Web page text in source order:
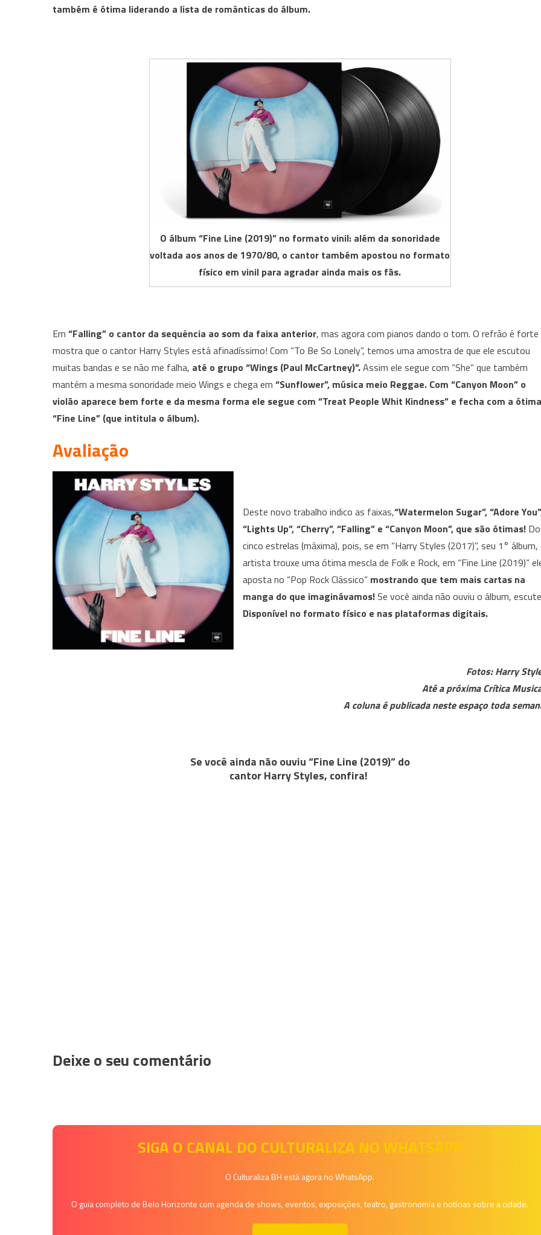
também é ótima liderando a lista de românticas do álbum.
O álbum “Fine Line (2019)” no formato vinil: além da sonoridade
voltada aos anos de 1970/80, o cantor também apostou no formato
físico em vinil para agradar ainda mais os fãs.
Em “Falling” o cantor da sequência ao som da faixa anterior, mas agora com pianos dando o tom. O refrão é forte
mostra que o cantor HarryStyles está afinadíssimo! Com “To Be So Lonely”, temos uma amostra de que ele escutou
muitas bandas e se não me falha, até o grupo “Wings (Paul McCartney)”.Assim ele segue com “She” que também
mantém a mesma sonoridade meio Wings e chega em “Sunflower”, música meio Reggae. Com “Canyon Moon” o
violão aparece bem forte e da mesma forma ele segue com “Treat People Whit Kindness” e fecha com a ótima
“Fine Line” (que intitula o álbum).
Avaliação
Deste novo trabalho indico as faixas,“Watermelon Sugar”, “Adore
“Lights Up”, “Cherry”, “Falling” e “Canyon Moon”, que são ótimas!
cinco estrelas (máxima), pois, se em “HarryStyles (2017)”, seu 1° álbum,
artista trouxe uma ótima mescla de Folk e Rock, em “Fine Line (2019)”
aposta no “Pop Rock Clássico” mostrando que tem mais cartas na
manga do que imaginávamos!Se você ainda não ouviu o álbum,
Disponível no formato físico e nas plataformas digitais.
Fotos: Harry
Até a próxima Crítica
A coluna é publicada neste espaço toda
Se você ainda não ouviu “Fine Line (2019)” do
cantor Harry Styles, confira!
Deixe o seu comentário
SIGA O CANAL DO CULTURALIZA NO WHATSAPP
O Culturaliza BH está agora no WhatsApp.
O guia completo de Belo Horizonte com agenda de shows, eventos, exposições, teatro, gastronomia e notícias sobre a cidade.